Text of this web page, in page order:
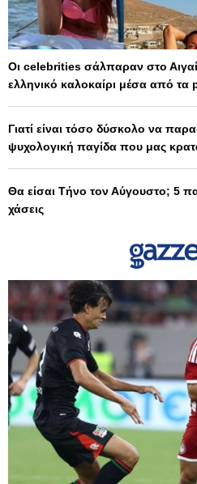
Οι celebrities σάλπαραν στο
ελληνικό καλοκαίρι μέσα από τα
Γιατί είναι τόσο δύσκολο να
ψυχολογική παγίδα που μας
Θα είσαι Τήνο τον Αύγουστο; 5
χάσεις